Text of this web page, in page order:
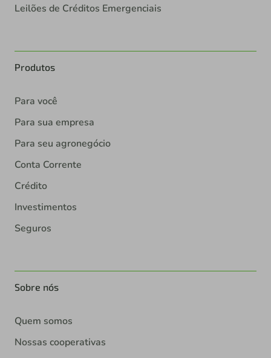
Leilões de Créditos Emergenciais
Produtos
Para você
Para sua empresa
Para seu agronegócio
Conta Corrente
Crédito
Investimentos
Seguros
Sobre nós
Quem somos
Nossas cooperativas